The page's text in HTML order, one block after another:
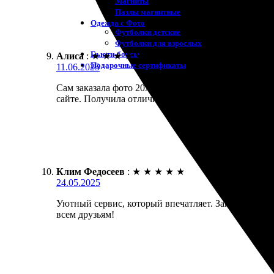
Пазлы магнитные
Одежда с Фото
Футболки детские
Футболки для взрослых
Бьюти-боксы
Подарочные сертификаты
Алиса : ★ ★ ★ ★ ★
11.06.2025
Сам заказала фото 20х30. Всё сделано быстро и
сайте. Получила отличную печать, цвета яркие,
Клим Федосеев : ★ ★ ★ ★ ★
24.05.2025
Уютный сервис, который впечатляет. Заказал
всем друзьям!